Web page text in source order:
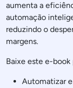
aumenta a
automação
reduzindo o
margens.
Baixe este e-book
Automatizar